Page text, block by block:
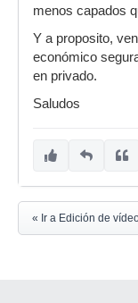
menos capados
Y a proposito,
económico
en privado.
Saludos
« Ir a Edición de